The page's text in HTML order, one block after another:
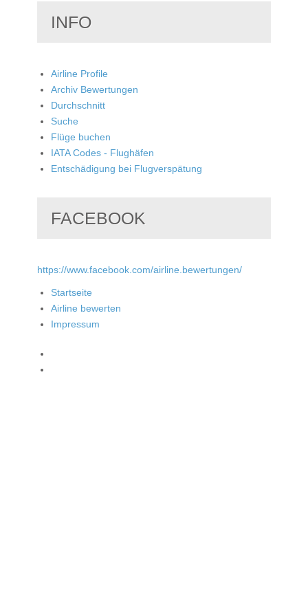
INFO
Airline Profile
Archiv Bewertungen
Durchschnitt
Suche
Flüge buchen
IATA Codes - Flughäfen
Entschädigung bei Flugverspätung
FACEBOOK
https://www.facebook.com/airline.bewertungen/
Startseite
Airline bewerten
Impressum